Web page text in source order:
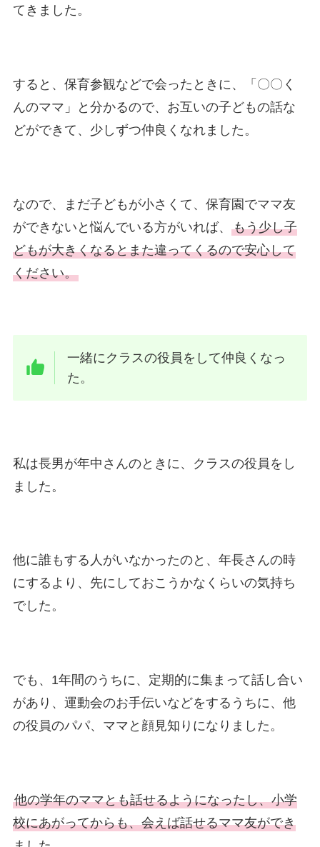
てきました。
すると、保育参観などで会ったときに、「〇〇く
んのママ」と分かるので、お互いの子どもの話な
どができて、少しずつ仲良くなれました。
なので、まだ子どもが小さくて、保育園でママ友
ができないと悩んでいる方がいれば、 もう少し子
どもが大きくなるとまた違ってくるので安心して
ください。
一緒にクラスの役員をして仲良くなっ
た。
私は長男が年中さんのときに、クラスの役員をし
ました。
他に誰もする人がいなかったのと、年長さんの時
にするより、先にしておこうかなくらいの気持ち
でした。
でも、1年間のうちに、定期的に集まって話し合い
があり、運動会のお手伝いなどをするうちに、他
の役員のパパ、ママと顔見知りになりました。
他の学年のママとも話せるようになったし、小学
校にあがってからも、会えば話せるママ友ができ